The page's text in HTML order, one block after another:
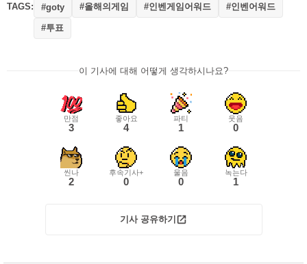
TAGS: #goty #올해의게임 #인벤게임어워드 #인벤어워드
#투표
이 기사에 대해 어떻게 생각하시나요?
만점
3
좋아요
4
파티
1
웃음
0
씬나
2
후속기사+
0
울음
0
녹는다
1
기사 공유하기